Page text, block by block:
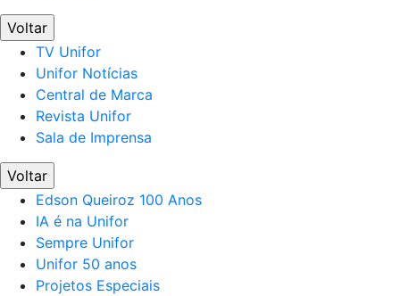
Voltar
TV Unifor
Unifor Notícias
Central de Marca
Revista Unifor
Sala de Imprensa
Voltar
Edson Queiroz 100 Anos
IA é na Unifor
Sempre Unifor
Unifor 50 anos
Projetos Especiais